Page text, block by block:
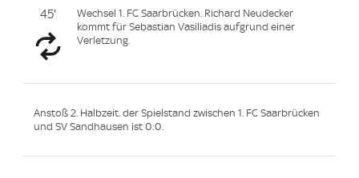
45'
Wechsel 1. FC Saarbrücken. Richard Neudecker
kommt für Sebastian Vasiliadis aufgrund einer
Verletzung.
Anstoß 2. Halbzeit. der Spielstand zwischen 1. FC Saarbrücken
und SV Sandhausen ist 0:0.